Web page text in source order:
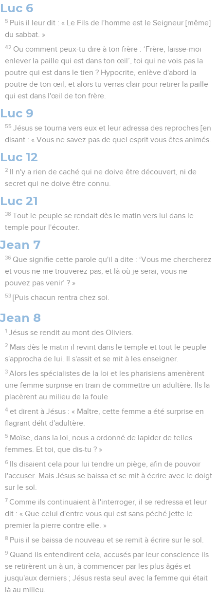
Luc 6
5 Puis il leur dit : « Le Fils de l'homme est le Seigneur [même]
du sabbat. »
42 Ou comment peux-tu dire à ton frère : ‘Frère, laisse-moi
enlever la paille qui est dans ton œil’, toi qui ne vois pas la
poutre qui est dans le tien ? Hypocrite, enlève d'abord la
poutre de ton œil, et alors tu verras clair pour retirer la paille
qui est dans l'œil de ton frère.
Luc 9
55 Jésus se tourna vers eux et leur adressa des reproches [en
disant : « Vous ne savez pas de quel esprit vous êtes animés.
Luc 12
2
Il n'y a rien de caché qui ne doive être découvert, ni de
secret qui ne doive être connu.
Luc 21
38 Tout le peuple se rendait dès le matin vers lui dans le
temple pour l'écouter.
Jean 7
36 Que signifie cette parole qu'il a dite : ‘Vous me chercherez
et vous ne me trouverez pas, et là où je serai, vous ne
pouvez pas venir’ ? »
53 [Puis chacun rentra chez soi.
Jean 8
1 Jésus se rendit au mont des Oliviers.
2 Mais dès le matin il revint dans le temple et tout le peuple
s'approcha de lui. Il s'assit et se mit à les enseigner.
3 Alors les spécialistes de la loi et les pharisiens amenèrent
une femme surprise en train de commettre un adultère. Ils la
placèrent au milieu de la foule
4 et dirent à Jésus : « Maître, cette femme a été surprise en
flagrant délit d'adultère.
5 Moïse, dans la loi, nous a ordonné de lapider de telles
femmes. Et toi, que dis-tu ? »
6
Ils disaient cela pour lui tendre un piège, afin de pouvoir
l'accuser. Mais Jésus se baissa et se mit à écrire avec le doigt
sur le sol.
7 Comme ils continuaient à l'interroger, il se redressa et leur
dit : « Que celui d'entre vous qui est sans péché jette le
premier la pierre contre elle. »
8 Puis il se baissa de nouveau et se remit à écrire sur le sol.
9 Quand ils entendirent cela, accusés par leur conscience ils
se retirèrent un à un, à commencer par les plus âgés et
jusqu'aux derniers ; Jésus resta seul avec la femme qui était
là au milieu.